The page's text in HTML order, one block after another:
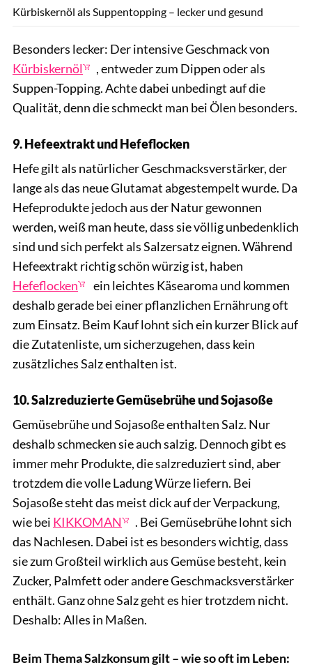
Kürbiskernöl als Suppentopping – lecker und gesund
Besonders lecker: Der intensive Geschmack von
Kürbiskernöl
, entweder zum Dippen oder als
Suppen-Topping. Achte dabei unbedingt auf die
Qualität, denn die schmeckt man bei Ölen besonders.
9. Hefeextrakt und Hefeflocken
Hefe gilt als natürlicher Geschmacksverstärker, der
lange als das neue Glutamat abgestempelt wurde. Da
Hefeprodukte jedoch aus der Natur gewonnen
werden, weiß man heute, dass sie völlig unbedenklich
sind und sich perfekt als Salzersatz eignen. Während
Hefeextrakt richtig schön würzig ist, haben
Hefeflocken
ein leichtes Käsearoma und kommen
deshalb gerade bei einer pflanzlichen Ernährung oft
zum Einsatz. Beim Kauf lohnt sich ein kurzer Blick auf
die Zutatenliste, um sicherzugehen, dass kein
zusätzliches Salz enthalten ist.
10. Salzreduzierte Gemüsebrühe und Sojasoße
Gemüsebrühe und Sojasoße enthalten Salz. Nur
deshalb schmecken sie auch salzig. Dennoch gibt es
immer mehr Produkte, die salzreduziert sind, aber
trotzdem die volle Ladung Würze liefern. Bei
Sojasoße steht das meist dick auf der Verpackung,
wie bei KIKKOMAN
. Bei Gemüsebrühe lohnt sich
das Nachlesen. Dabei ist es besonders wichtig, dass
sie zum Großteil wirklich aus Gemüse besteht, kein
Zucker, Palmfett oder andere Geschmacksverstärker
enthält. Ganz ohne Salz geht es hier trotzdem nicht.
Deshalb: Alles in Maßen.
Beim Thema Salzkonsum gilt – wie so oft im Leben: